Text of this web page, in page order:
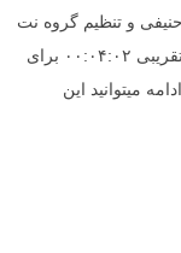
سازی حامد حنیفی و تنظیم گروه نت
دونی در یک ویدیو آموزشی با فرمت MP4 و زمان تقریبی ۰۰:۰۴:۰۲ برای
میتوانید این